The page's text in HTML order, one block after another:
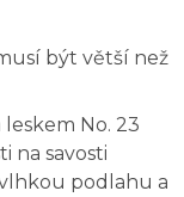
být větší než
No. 23
na savosti
podlahu a